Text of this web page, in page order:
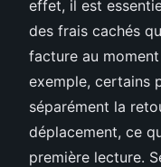
effet, il est
des frais cachés
facture au
exemple, certains
séparément la
déplacement, ce
première lecture.